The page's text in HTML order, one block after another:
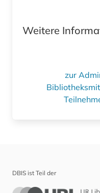
Weitere
zur
DBIS ist Teil der